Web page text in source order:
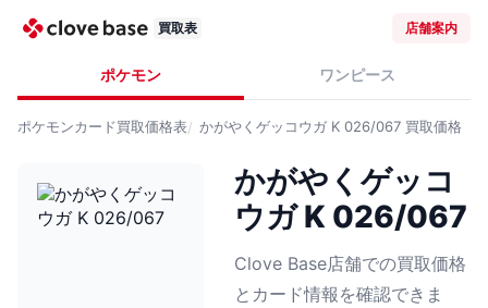
買取表 店舗案内
ポケモン ワンピース
ポケモンカード買取価格表 かがやくゲッコウガ K 026/067 買取価格
かがやくゲッコ
ウガ K 026/067
Clove Base店舗での買取価格
とカード情報を確認できま